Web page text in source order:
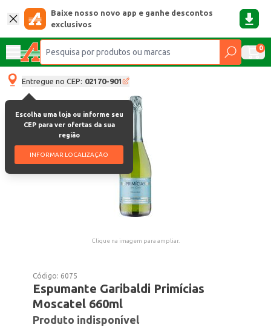
Baixe nosso novo app e ganhe descontos
exclusivos
0
Entregue no CEP: 02170-901
Escolha uma loja ou informe seu
CEP para ver ofertas da sua
região
INFORMAR LOCALIZAÇÃO
Clique na imagem para ampliar.
Código: 6075
Espumante Garibaldi Primícias
Moscatel 660ml
Produto indisponível